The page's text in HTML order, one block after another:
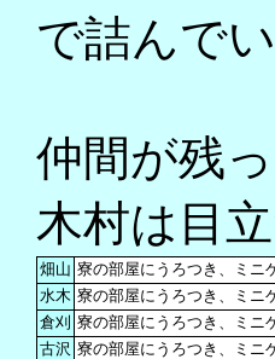
で詰んで
仲間が残
木村は目
畑山 寮の部屋にうろつき、ミニ
水木 寮の部屋にうろつき、ミニ
倉刈 寮の部屋にうろつき、ミニ
古沢 寮の部屋にうろつき、ミニ